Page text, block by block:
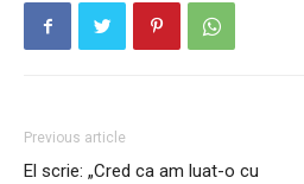
Previous article
El scrie: „Cred ca am luat-o cu